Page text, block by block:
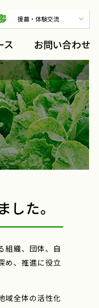
援農・体験交流
ス お問い合わせ
た。
組織、団体、自
め、推進に役立
域全体の活性化